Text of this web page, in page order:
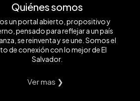
Quiénes somos
un portal abierto, propositivo y
pensado para reflejar a un país
se reinventa y se une. Somos el
de conexión con lo mejor de El
Salvador.
Ver mas ❯